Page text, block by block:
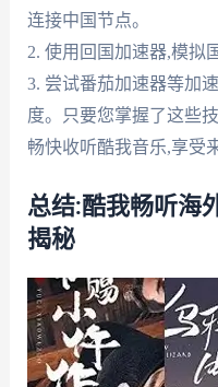
连接中国节点。
2. 使用回国加速器,模拟
3. 尝试番茄加速器等加
度。只要您掌握了这些
畅快收听酷我音乐,享受
总结:酷我畅听海
揭秘